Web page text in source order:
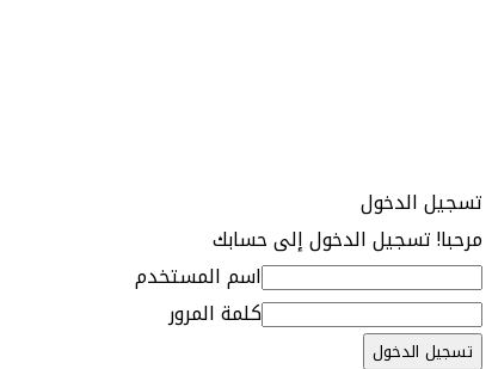
تسجيل الدخول
مرحبا! تسجيل الدخول إلى حسابك
اسم المستخدم
كلمة المرور